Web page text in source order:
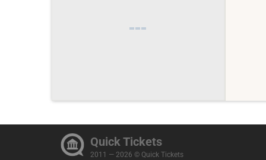
Quick Tickets
2011 — 2026 © Quick Tickets